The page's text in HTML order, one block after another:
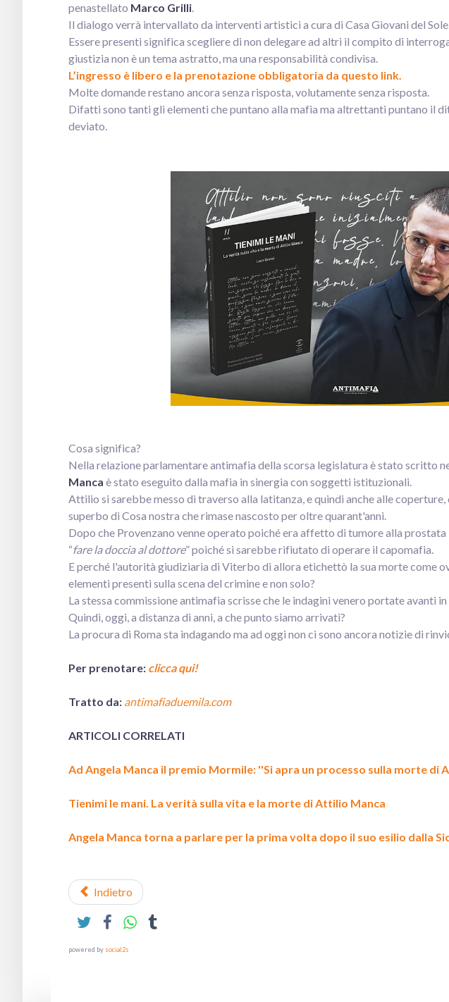
penastellato Marco Grilli.
Il dialogo verrà intervallato da interventi artistici a cura di Casa Giovani del
Essere presenti significa scegliere di non delegare ad altri il compito di
giustizia non è un tema astratto, ma una responsabilità condivisa.
L’ingresso è libero e la prenotazione obbligatoria da questo link.
Molte domande restano ancora senza risposta, volutamente senza risposta.
Difatti sono tanti gli elementi che puntano alla mafia ma altrettanti puntano il
deviato.
Cosa significa?
Nella relazione parlamentare antimafia della scorsa legislatura è stato scritto
Manca è stato eseguito dalla mafia in sinergia con soggetti istituzionali.
Attilio si sarebbe messo di traverso alla latitanza, e quindi anche alle coperture,
superbo di Cosa nostra che rimase nascosto per oltre quarant'anni.
Dopo che Provenzano venne operato poiché era affetto di tumore alla
“fare la doccia al dottore” poiché si sarebbe rifiutato di operare il capomafia.
E perché l'autorità giudiziaria di Viterbo di allora etichettò la sua morte come
elementi presenti sulla scena del crimine e non solo?
La stessa commissione antimafia scrisse che le indagini venero portate avanti
Quindi, oggi, a distanza di anni, a che punto siamo arrivati?
La procura di Roma sta indagando ma ad oggi non ci sono ancora notizie di
Per prenotare: clicca qui!
Tratto da: antimafiaduemila.com
ARTICOLI CORRELATI
Ad Angela Manca il premio Mormile: ''Si apra un processo sulla morte di
Tienimi le mani. La verità sulla vita e la morte di Attilio Manca
Angela Manca torna a parlare per la prima volta dopo il suo esilio dalla
Indietro
powered by social2s